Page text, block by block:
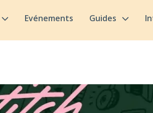
Evénements Guides